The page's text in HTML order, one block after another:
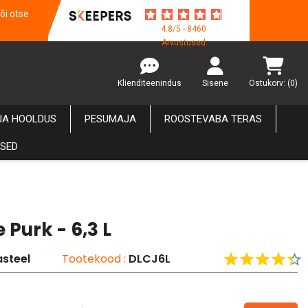
otse
4.8/5 - 8460
Arvustused
Ostukorv: (0)
Klienditeenindus Sisene
HOOLDUS PESUMAJA ROOSTEVABA TERAS
Purk - 6,3 L
Tootekood : DLCJ6L